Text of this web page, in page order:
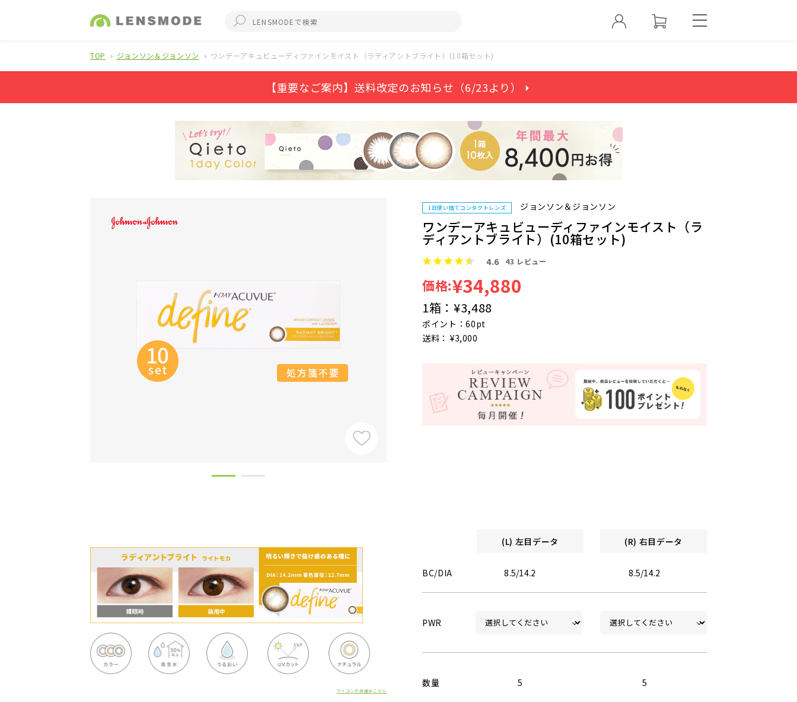
TOP ジョンソン＆ジョンソン ワンデーアキュビューディファインモイスト（ラディアントブライト）(10箱セット)
【重要なご案内】送料改定のお知らせ（6/23より） ⏵
アイコンの詳細はこちら
1日使い捨てコンタクトレンズ ジョンソン＆ジョンソン
ワンデーアキュビューディファインモイスト（ラ
ディアントブライト）(10箱セット)
4.6 43 レビュー
価格:¥34,880
1箱： ¥3,488
ポイント：60pt
送料： ¥3,000
(L) 左目データ (R) 右目データ
BC/DIA 8.5/14.2 8.5/14.2
PWR
数量 5 5